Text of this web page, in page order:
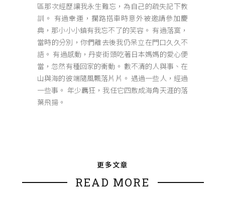
區那次經歷讓我永生難忘，為自己的疏失記下教
訓。 有過幸運，攔路搭車時意外被邀請參加慶
典，那小小小鎮有我忘不了的笑容。 有過落寞，
當時的分別，你們離去後我仍呆立在門口久久不
語。 有過感動，丹麥街頭吃著日本媽媽的愛心便
當，忽然有種回家的衝動。 數不清的人與事、在
山與海的彼端隨風飄落片片。 遇過一些人，經過
一些事。 年少覊狂，我任它四散成海角天涯的落
葉飛揚。
更多文章
READ MORE